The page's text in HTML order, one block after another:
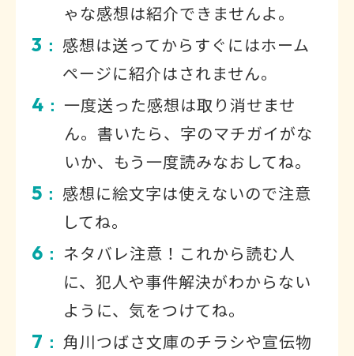
ゃな感想は紹介できませんよ。
3 ： 感想は送ってからすぐにはホーム
ページに紹介はされません。
4 ： 一度送った感想は取り消せませ
ん。書いたら、字のマチガイがな
いか、もう一度読みなおしてね。
5 ： 感想に絵文字は使えないので注意
してね。
6 ： ネタバレ注意！これから読む人
に、犯人や事件解決がわからない
ように、気をつけてね。
7 ： 角川つばさ文庫のチラシや宣伝物